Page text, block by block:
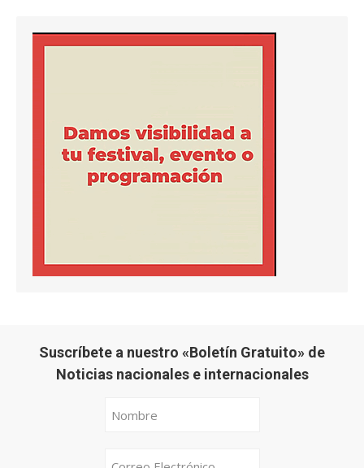
Suscríbete a nuestro «Boletín Gratuito» de
Noticias nacionales e internacionales